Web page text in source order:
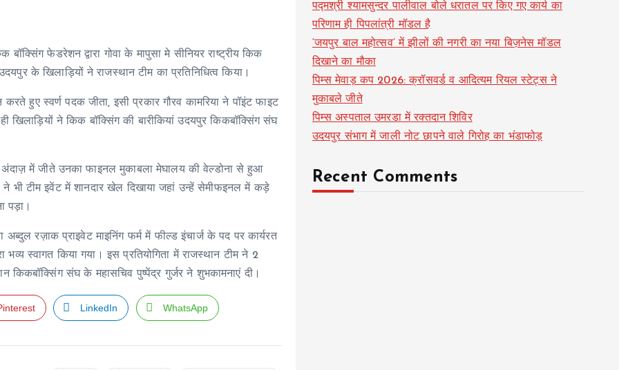
फेडरेशन द्वारा गोवा के मापुसा मे सीनियर राष्ट्रीय किक
के खिलाड़ियों ने राजस्थान टीम का प्रतिनिधित्व किया।
हुए स्वर्ण पदक जीता, इसी प्रकार गौरव कामरिया ने पॉइंट फाइट
ने किक बॉक्सिंग की बारीकियां उदयपुर किकबॉक्सिंग संघ
में जीते उनका फाइनल मुकाबला मेघालय की वेल्डोना से हुआ
भी टीम इवेंट में शानदार खेल दिखाया जहां उन्हें सेमीफइनल में कड़े
पड़ा।
रज़ाक प्राइवेट माइनिंग फर्म में फील्ड इंचार्ज के पद पर कार्यरत
स्वागत किया गया। इस प्रतियोगिता में राजस्थान टीम ने 2
किकबॉक्सिंग संघ के महासचिव पुष्पेंद्र गुर्जर ने शुभकामनाएं दी।
LinkedIn WhatsApp
पद्मश्री श्यामसुन्दर पालीवाल बोले धरातल पर किए गए कार्य का
परिणाम ही पिपलांत्री मॉडल है
‘जयपुर बाल महोत्सव’ में झीलों की नगरी का नया बिज़नेस मॉडल
दिखाने का मौका
पिम्स मेवाड़ कप 2026: क्रॉसवर्ड व आदित्यम रियल स्टेट्स ने
मुकाबले जीते
पिम्स अस्पताल उमरडा में रक्तदान शिविर
उदयपुर संभाग में जाली नोट छापने वाले गिरोह का भंडाफोड़
Recent Comments